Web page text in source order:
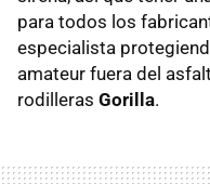
para todos los
especialista
amateur fuera del
rodilleras Gorilla.